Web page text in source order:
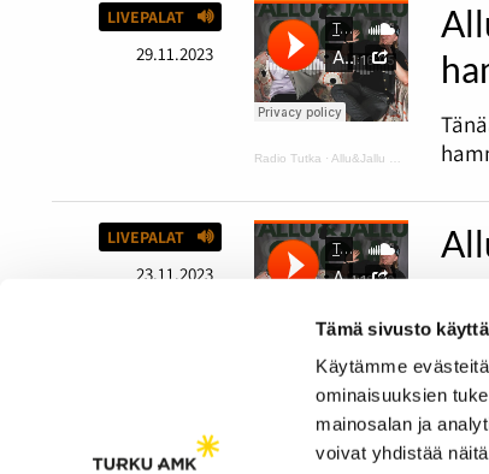
Tämä sivusto
Käytämme
ominaisuuksien
mainosalan ja
voivat yhdistää
LIVEPALAT
29.11.2023
Radio Tutka ·Allu&Jallu PODCAST 6 Tapaus Rainbow ja hammaslääkärissä ilman housuja
LIVEPALAT
23.11.2023
Allu&Jallu PODCAST 5 Risset ja lapsuuden sarjat